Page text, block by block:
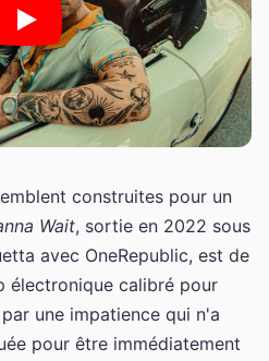
construites pour un
Wait, sortie en 2022 sous
avec OneRepublic, est de
électronique calibré pour
une impatience qui n'a
pour être immédiatement